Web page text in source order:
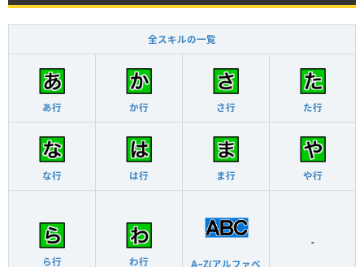
全スキルの一覧
あ行 か行 さ行 た行
な行 は行 ま行 や行
ら行 わ行 A~Z(アルファベ
-